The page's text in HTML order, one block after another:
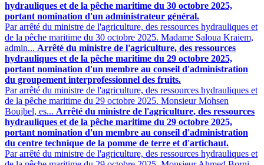
hydrauliques et de la pêche maritime du 30 octobre 2025,
portant nomination d'un administrateur général.
Par arrêté du ministre de l'agriculture, des ressources hydrauliques et
de la pêche maritime du 30 octobre 2025. Madame Saloua Kraiem,
admin... Arrêté du ministre de l'agriculture, des ressources
hydrauliques et de la pêche maritime du 29 octobre 2025,
portant nomination d'un membre au conseil d'administration
du groupement interprofessionnel des fruits.
Par arrêté du ministre de l'agriculture, des ressources hydrauliques et
de la pêche maritime du 29 octobre 2025. Monsieur Mohsen
Boujbel, es... Arrêté du ministre de l'agriculture, des ressources
hydrauliques et de la pêche maritime du 29 octobre 2025,
portant nomination d'un membre au conseil d'administration
du centre technique de la pomme de terre et d'artichaut.
Par arrêté du ministre de l'agriculture, des ressources hydrauliques et